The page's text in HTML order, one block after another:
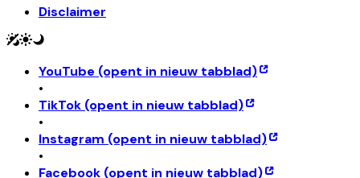
Disclaimer
YouTube (opent in nieuw tabblad)
•
TikTok (opent in nieuw tabblad)
•
Instagram (opent in nieuw tabblad)
•
Facebook (opent in nieuw tabblad)